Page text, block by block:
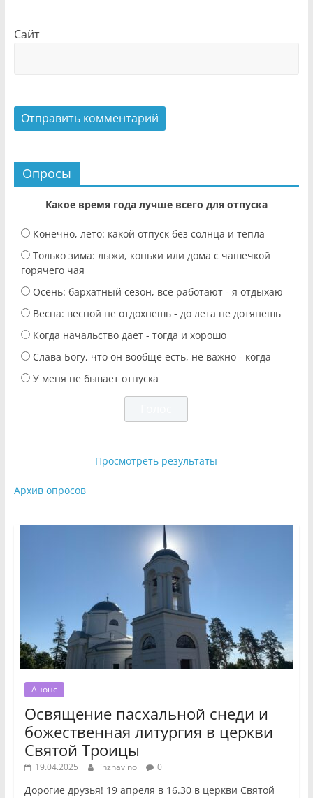
Сайт
Опросы
Какое время года лучше всего для отпуска
Конечно, лето: какой отпуск без солнца и тепла
Только зима: лыжи, коньки или дома с чашечкой
горячего чая
Осень: бархатный сезон, все работают - я отдыхаю
Весна: весной не отдохнешь - до лета не дотянешь
Когда начальство дает - тогда и хорошо
Слава Богу, что он вообще есть, не важно - когда
У меня не бывает отпуска
Просмотреть результаты
Архив опросов
Анонс
Освящение пасхальной снеди и
божественная литургия в церкви
Святой Троицы
19.04.2025 inzhavino 0
Дорогие друзья! 19 апреля в 16.30 в церкви Святой